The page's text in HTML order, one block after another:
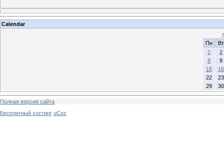
Calendar
Пн
Вт
1
2
8
9
15
16
22
23
29
30
Полная версия сайта
Бесплатный хостинг uCoz